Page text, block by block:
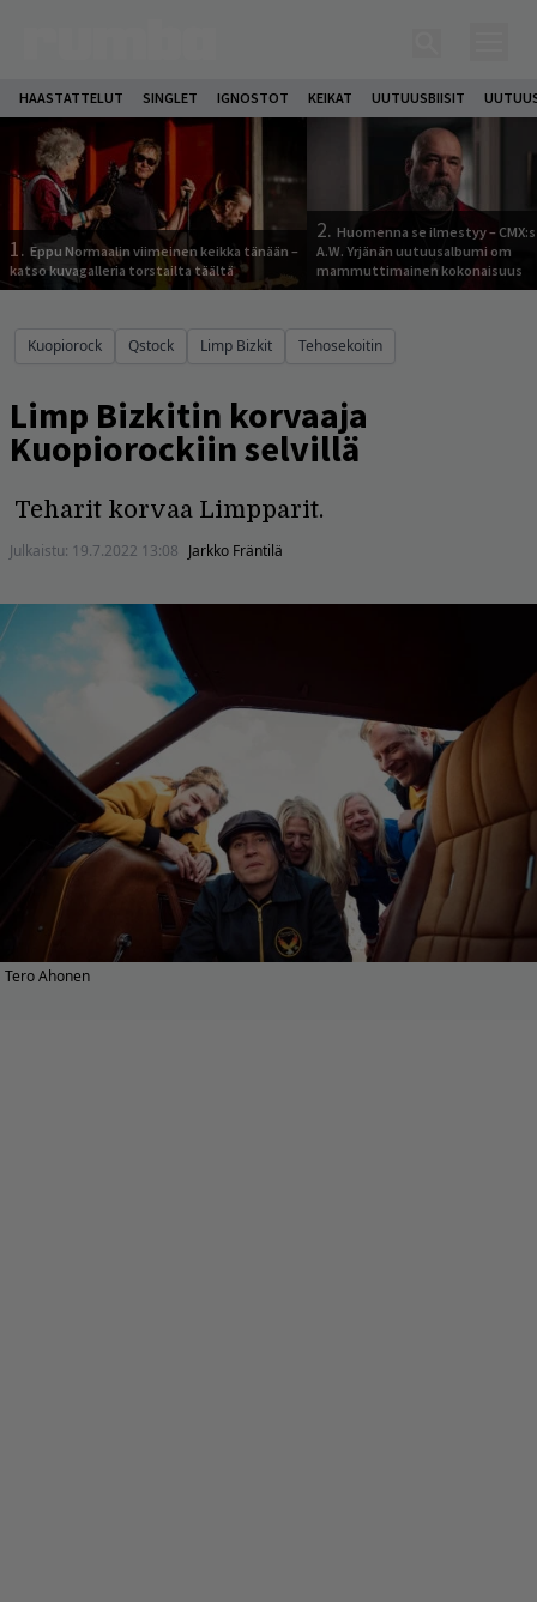
HAASTATTELUT SINGLET IGNOSTOT KEIKAT UUTUUSBIISIT
1. Eppu Normaalin viimeinen keikka tänään –
katso kuvagalleria torstailta täältä
2. Huomenna se ilmestyy –
A.W. Yrjänän uutuusalbumi om
mammuttimainen kokonaisuus
Kuopiorock Qstock Limp Bizkit Tehosekoitin
Limp Bizkitin korvaaja
Kuopiorockiin selvillä
Teharit korvaa Limpparit.
Julkaistu: 19.7.2022 13:08 Jarkko Fräntilä
Tero Ahonen